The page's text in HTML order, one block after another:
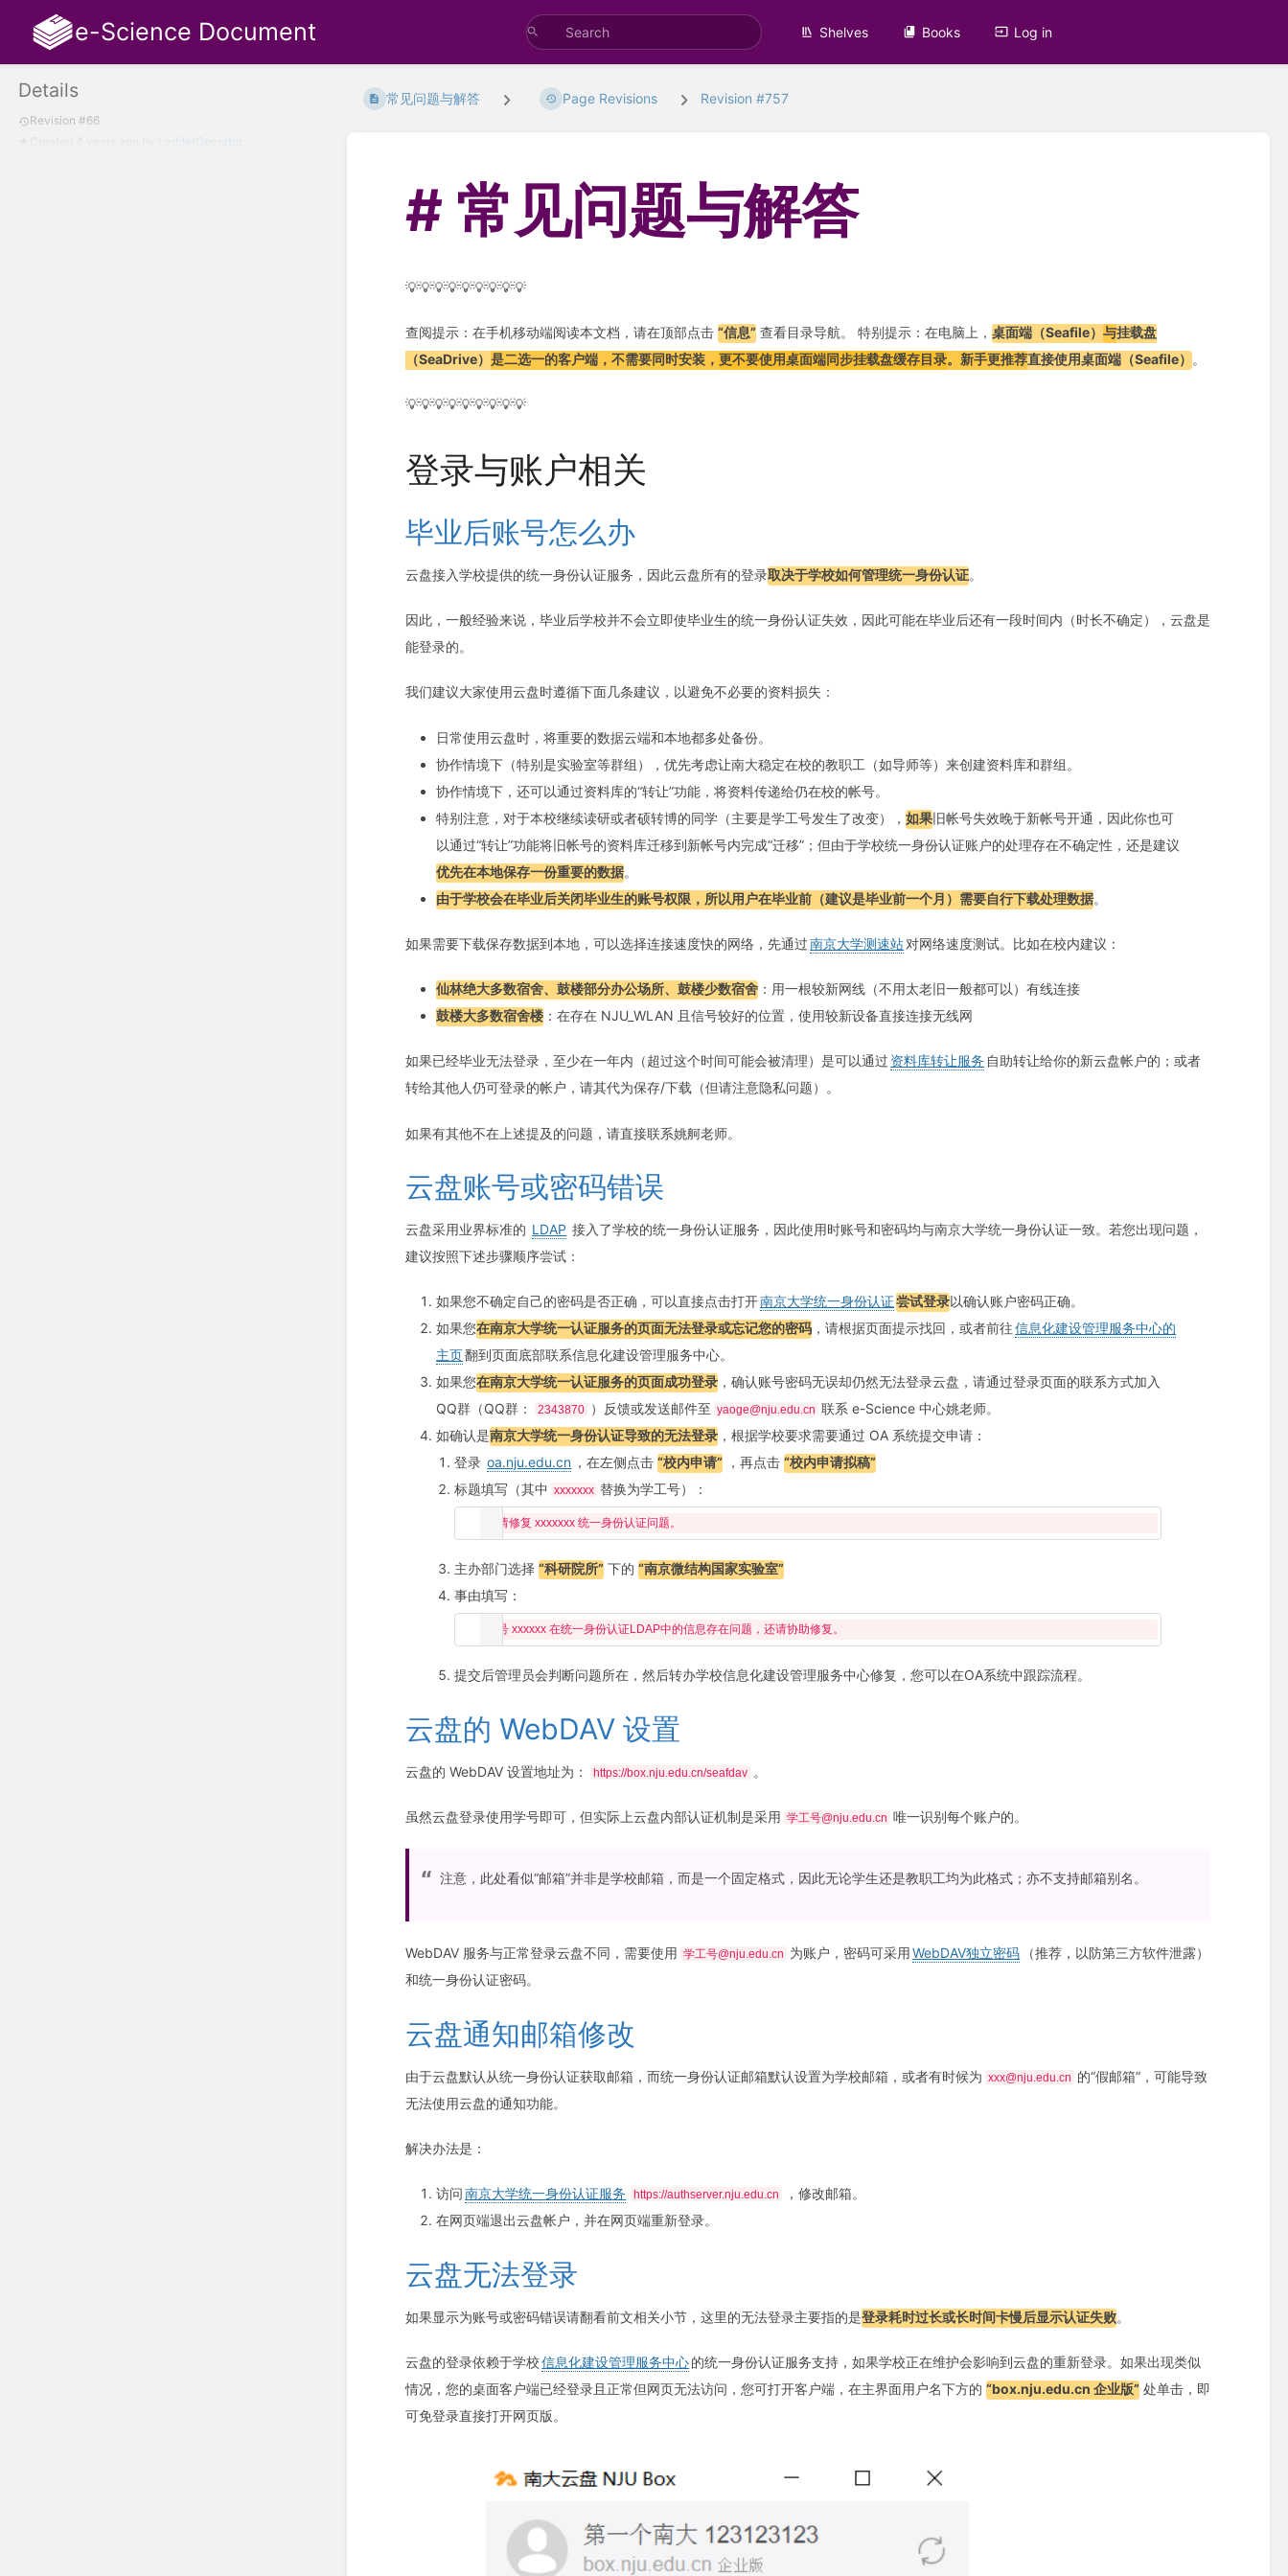
e-Science Document Shelves Books Log in
Details
Revision #66
LadderOperator
常见问题与解答 Page Revisions Revision #757
常见问题与解答
💡💡💡💡💡💡💡💡💡
查阅提示：在手机移动端阅读本文档，请在顶部点击“信息” 查看目录导航。 特别提示：在电脑上，桌面端（Seafile）与挂载盘
（SeaDrive）是二选一的客户端，不需要同时安装，更不要使用桌面端同步挂载盘缓存目录。新手更推荐直接使用桌面端（Seafile） 。
💡💡💡💡💡💡💡💡💡
登录与账户相关
毕业后账号怎么办
云盘接入学校提供的统一身份认证服务，因此云盘所有的登录取决于学校如何管理统一身份认证。
因此，一般经验来说，毕业后学校并不会立即使毕业生的统一身份认证失效，因此可能在毕业后还有一段时间内（时长不确定），云盘是
能登录的。
我们建议大家使用云盘时遵循下面几条建议，以避免不必要的资料损失：
日常使用云盘时，将重要的数据云端和本地都多处备份。
协作情境下（特别是实验室等群组），优先考虑让南大稳定在校的教职工（如导师等）来创建资料库和群组。
协作情境下，还可以通过资料库的“转让”功能，将资料传递给仍在校的帐号。
特别注意，对于本校继续读研或者硕转博的同学（主要是学工号发生了改变），如果旧帐号失效晚于新帐号开通，因此你也可
以通过“转让”功能将旧帐号的资料库迁移到新帐号内完成“迁移”；但由于学校统一身份认证账户的处理存在不确定性，还是建议
优先在本地保存一份重要的数据。
由于学校会在毕业后关闭毕业生的账号权限，所以用户在毕业前（建议是毕业前一个月）需要自行下载处理数据。
如果需要下载保存数据到本地，可以选择连接速度快的网络，先通过南京大学测速站对网络速度测试。比如在校内建议：
仙林绝大多数宿舍、鼓楼部分办公场所、鼓楼少数宿舍 ：用一根较新网线（不用太老旧一般都可以）有线连接
鼓楼大多数宿舍楼 ：在存在 NJU_WLAN 且信号较好的位置，使用较新设备直接连接无线网
如果已经毕业无法登录，至少在一年内（超过这个时间可能会被清理）是可以通过 资料库转让服务 自助转让给你的新云盘帐户的；或者
转给其他人仍可登录的帐户，请其代为保存/下载（但请注意隐私问题）。
如果有其他不在上述提及的问题，请直接联系姚舸老师。
云盘账号或密码错误
云盘采用业界标准的 LDAP 接入了学校的统一身份认证服务，因此使用时账号和密码均与南京大学统一身份认证一致。若您出现问题，
建议按照下述步骤顺序尝试：
如果您不确定自己的密码是否正确，可以直接点击打开南京大学统一身份认证尝试登录以确认账户密码正确。
如果您在南京大学统一认证服务的页面无法登录或忘记您的密码 ，请根据页面提示找回，或者前往信息化建设管理服务中心的
主页翻到页面底部联系信息化建设管理服务中心。
如果您在南京大学统一认证服务的页面成功登录 ，确认账号密码无误却仍然无法登录云盘，请通过登录页面的联系方式加入
QQ群（QQ群：
2343870 ）反馈或发送邮件至 yaoge@nju.edu.cn 联系 e-Science 中心姚老师。
如确认是南京大学统一身份认证导致的无法登录 ，根据学校要求需要通过 OA 系统提交申请：
登录 oa.nju.edu.cn ，在左侧点击“校内申请” ，再点击“校内申请拟稿”
标题填写（其中
xxxxxxx 替换为学工号）：
主办部门选择“科研院所” 下的“南京微结构国家实验室”
事由填写：
提交后管理员会判断问题所在，然后转办学校信息化建设管理服务中心修复，您可以在OA系统中跟踪流程。
云盘的 WebDAV 设置
云盘的 WebDAV 设置地址为： https://box.nju.edu.cn/seafdav 。
虽然云盘登录使用学号即可，但实际上云盘内部认证机制是采用 学工号@nju.edu.cn 唯一识别每个账户的。
注意，此处看似“邮箱”并非是学校邮箱，而是一个固定格式，因此无论学生还是教职工均为此格式；亦不支持邮箱别名。
WebDAV 服务与正常登录云盘不同，需要使用 学工号@nju.edu.cn 为账户，密码可采用WebDAV独立密码
（推荐，以防第三方软件泄露）
和统一身份认证密码。
云盘通知邮箱修改
由于云盘默认从统一身份认证获取邮箱，而统一身份认证邮箱默认设置为学校邮箱，或者有时候为 xxx@nju.edu.cn
的“假邮箱”，可能导致
无法使用云盘的通知功能。
解决办法是：
访问南京大学统一身份认证服务 https://authserver.nju.edu.cn
，修改邮箱。
在网页端退出云盘帐户，并在网页端重新登录。
云盘无法登录
如果显示为账号或密码错误请翻看前文相关小节，这里的无法登录主要指的是登录耗时过长或长时间卡慢后显示认证失败。
云盘的登录依赖于学校信息化建设管理服务中心的统一身份认证服务支持，如果学校正在维护会影响到云盘的重新登录。如果出现类似
情况，您的桌面客户端已经登录且正常但网页无法访问，您可打开客户端，在主界面用户名下方的“box.nju.edu.cn 企业版” 处单击，即
可免登录直接打开网页版。